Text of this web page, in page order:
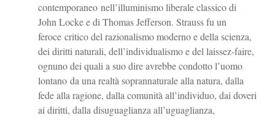
contemporaneo nell’illuminismo liberale classico di
John Locke e di Thomas Jefferson. Strauss fu un
feroce critico del razionalismo moderno e della scienza,
dei diritti naturali, dell’individualismo e del laissez-faire,
ognuno dei quali a suo dire avrebbe condotto l’uomo
lontano da una realtà soprannaturale alla natura, dalla
fede alla ragione, dalla comunità all’individuo, dai doveri
ai diritti, dalla disuguaglianza all’uguaglianza,